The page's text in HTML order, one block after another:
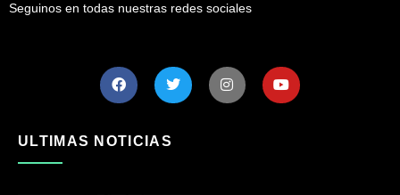
Seguinos en todas nuestras redes sociales
ULTIMAS NOTICIAS